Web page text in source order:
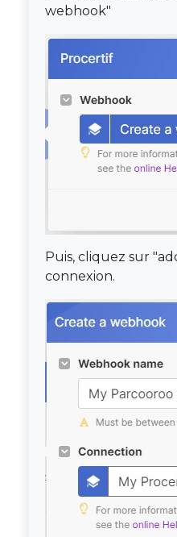
webhook"
Puis, cliquez sur
connexion.